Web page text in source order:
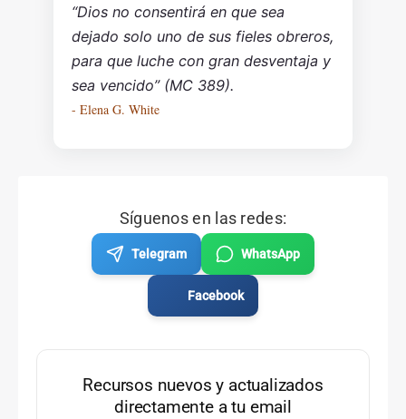
“Dios no consentirá en que sea
dejado solo uno de sus fieles obreros,
para que luche con gran desventaja y
sea vencido” (MC 389).
- Elena G. White
Síguenos en las redes:
Telegram WhatsApp
Facebook
Recursos nuevos y actualizados
directamente a tu email